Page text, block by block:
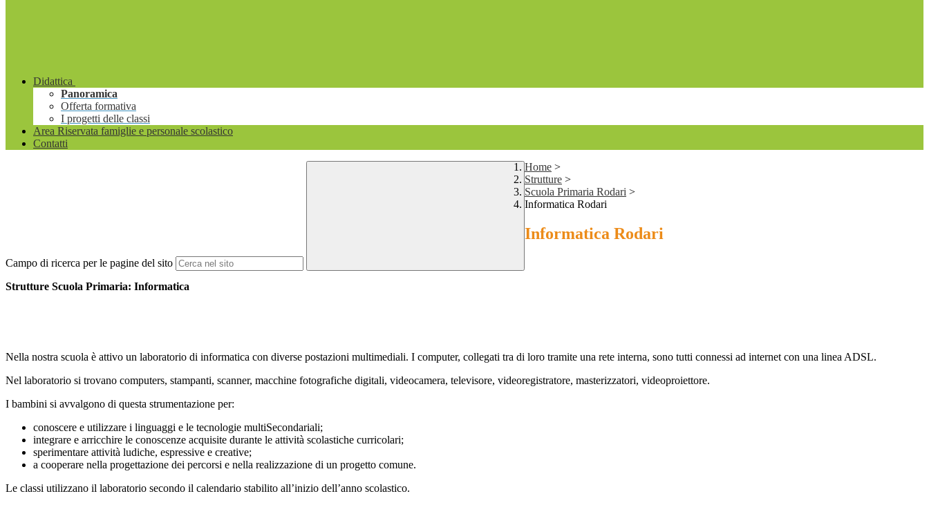
Didattica
Panoramica
Offerta formativa
I progetti delle classi
Area Riservata famiglie e personale scolastico
Contatti
Campo di ricerca per le pagine del sito
Home >
Strutture >
Scuola Primaria Rodari >
Informatica Rodari
Informatica Rodari
Strutture Scuola Primaria: Informatica
Nella nostra scuola è attivo un laboratorio di informatica con diverse postazioni multimediali. I computer, collegati tra di loro tramite una rete interna, sono tutti connessi ad internet con una linea ADSL.
Nel laboratorio si trovano computers, stampanti, scanner, macchine fotografiche digitali, videocamera, televisore, videoregistratore, masterizzatori, videoproiettore.
I bambini si avvalgono di questa strumentazione per:
conoscere e utilizzare i linguaggi e le tecnologie multiSecondariali;
integrare e arricchire le conoscenze acquisite durante le attività scolastiche curricolari;
sperimentare attività ludiche, espressive e creative;
a cooperare nella progettazione dei percorsi e nella realizzazione di un progetto comune.
Le classi utilizzano il laboratorio secondo il calendario stabilito all’inizio dell’anno scolastico.